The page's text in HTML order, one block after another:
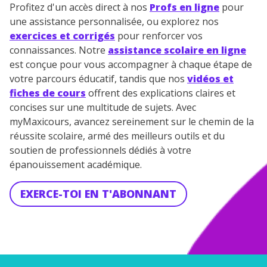
Profitez d'un accès direct à nos Profs en ligne pour
une assistance personnalisée, ou explorez nos
exercices et corrigés pour renforcer vos
connaissances. Notre assistance scolaire en ligne
est conçue pour vous accompagner à chaque étape de
votre parcours éducatif, tandis que nos vidéos et
fiches de cours offrent des explications claires et
concises sur une multitude de sujets. Avec
myMaxicours, avancez sereinement sur le chemin de la
réussite scolaire, armé des meilleurs outils et du
soutien de professionnels dédiés à votre
épanouissement académique.
EXERCE-TOI EN T'ABONNANT